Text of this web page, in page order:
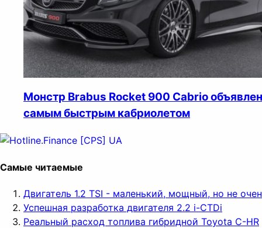
Монстр Brabus Rocket 900 Cabrio объявлен
самым быстрым кабриолетом
Самые читаемые
Двигатель 1.2 TSI - маленький, мощный, но не
Успешная разработка двигателя 2.2 i-CTDi
Реальный расход топлива гибридной Toyota C-HR